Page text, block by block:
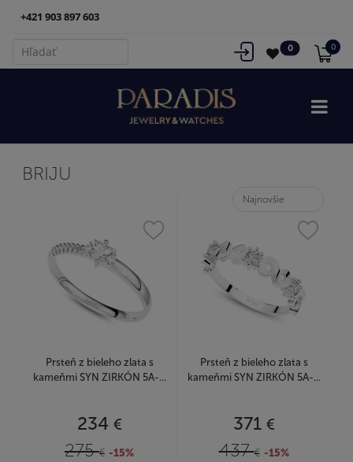
+421 903 897 603
0 0
BRIJU
Prsteň z bieleho zlata s
kameňmi SYN ZIRKÓN 5A-...
234 €
275€ -15%
Prsteň z bieleho zlata s
kameňmi SYN ZIRKÓN 5A-...
371 €
437€ -15%